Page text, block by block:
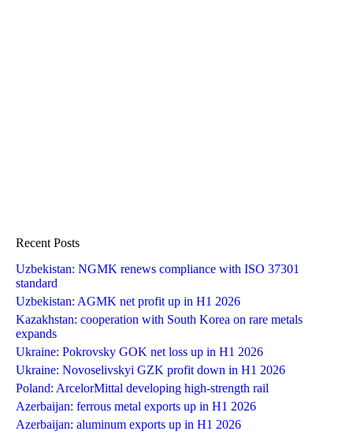
Recent Posts
Uzbekistan: NGMK renews compliance with ISO 37301
standard
Uzbekistan: AGMK net profit up in H1 2026
Kazakhstan: cooperation with South Korea on rare metals
expands
Ukraine: Pokrovsky GOK net loss up in H1 2026
Ukraine: Novoselivskyi GZK profit down in H1 2026
Poland: ArcelorMittal developing high-strength rail
Azerbaijan: ferrous metal exports up in H1 2026
Azerbaijan: aluminum exports up in H1 2026